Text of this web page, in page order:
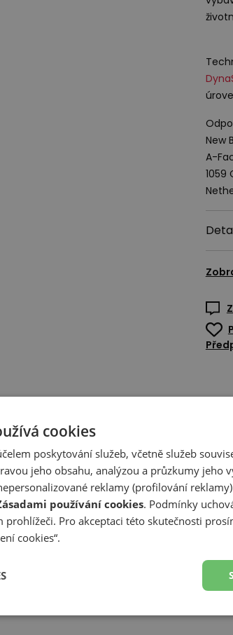
New
A-
1059
cookies
poskytování služeb, včetně služeb
jeho obsahu, analýzou a průzkumy jeho
reklamy (profilování
používání cookies. Podmínky
prohlížeči. Pro akceptaci této skutečnosti
cookies“.